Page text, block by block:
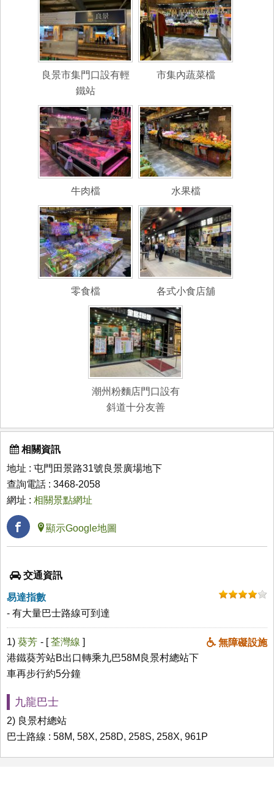
良景市集門口設有輕
鐵站
市集內蔬菜檔
牛肉檔 水果檔
零食檔 各式小食店舖
潮州粉麵店門口設有
斜道十分友善
相關資訊
地址 : 屯門田景路31號良景廣場地下
查詢電話 : 3468-2058
網址 : 相關景點網址
顯示Google地圖
交通資訊
易達指數
- 有大量巴士路線可到達
1) 葵芳 無障礙設施
- [荃灣線 ]
港鐵葵芳站B出口轉乘九巴58M良景村總站下
車再步行約5分鐘
九龍巴士
2) 良景村總站
巴士路線 : 58M, 58X, 258D, 258S, 258X, 961P